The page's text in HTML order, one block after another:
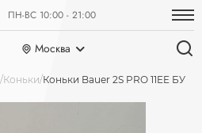
ПН-ВС 10:00 - 21:00
Москва
Коньки Коньки Bauer 2S PRO 11EE БУ